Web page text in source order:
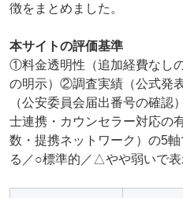
徴をまとめました。
本サイトの評価基準
①料金透明性（追加経費なし
の明示）②調査実績（公式発
（公安委員会届出番号の確
士連携・カウンセラー対応の
数・提携ネットワーク）の5
る／○標準的／△やや弱いで表